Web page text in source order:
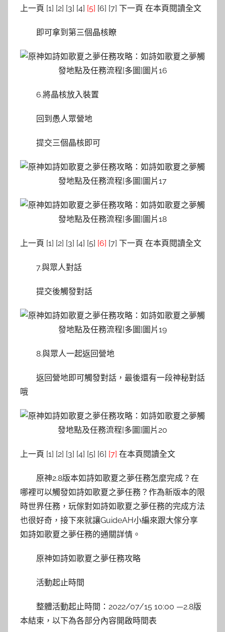
上一頁 [1] [2] [3] [4] [5] [6] [7] 下一頁 在本頁閱讀全文
即可拿到第三個晶核瞭
6.將晶核放入裝置
回到愚人眾營地
提交三個晶核即可
上一頁 [1] [2] [3] [4] [5] [6] [7] 下一頁 在本頁閱讀全文
7.與眾人對話
提交後觸發對話
8.與眾人一起返回營地
返回營地即可觸發對話，最後還有一段神秘對話
哦
上一頁 [1] [2] [3] [4] [5] [6] [7] 在本頁閱讀全文
原神2.8版本如詩如歌夏之夢任務怎麼完成？在
哪裡可以觸發如詩如歌夏之夢任務？作為新版本的限
時世界任務，玩傢對如詩如歌夏之夢任務的完成方法
也很好奇，接下來就讓GuideAH小編來跟大傢分享
如詩如歌夏之夢任務的通關詳情。
原神如詩如歌夏之夢任務攻略
活動起止時間
整體活動起止時間：2022/07/15 10:00 —2.8版
本結束，以下為各部分內容開啟時間表